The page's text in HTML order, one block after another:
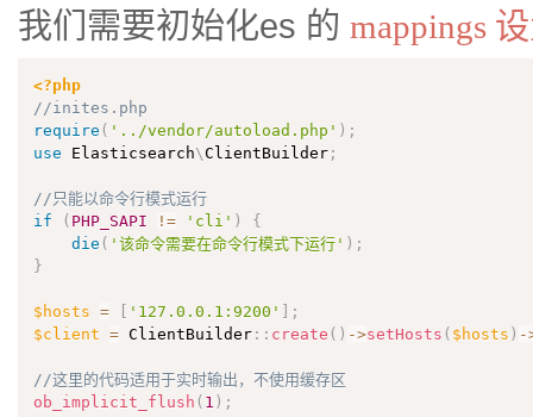
我们需要初始化es 的 mappings
<?php
//inites.php
require ( '../vendor/autoload.php' ) ;
use
Elasticsearch\ClientBuilder ;
//只能以命令行模式运行
if
( PHP_SAPI != 'cli' )
{
die ( '该命令需要在命令行模式下运行' ) ;
}
$hosts = [ '127.0.0.1:9200' ] ;
$client = ClientBuilder : : create ( ) ->setHosts ( $hosts ) -
//这里的代码适用于实时输出，不使用缓存区
ob_implicit_flush ( 1 ) ;